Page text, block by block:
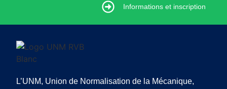
Informations et inscription
L’UNM, Union de Normalisation de la Mécanique,